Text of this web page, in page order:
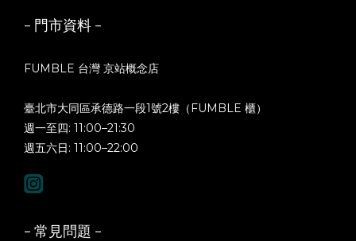
- 門市資料 -
FUMBLE 台灣 京站概念店
臺北市大同區承德路一段1號2樓（FUMBLE 櫃）
週一至四: 11:00–21:30
週五六日: 11:00–22:00
- 常見問題 -